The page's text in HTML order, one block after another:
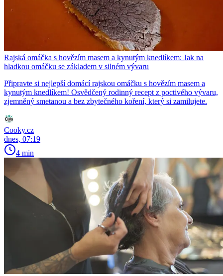
Rajská omáčka s hovězím masem a kynutým knedlíkem: Jak na
hladkou omáčku se základem v silném vývaru
Připravte si nejlepší domácí rajskou omáčku s hovězím masem a
kynutým knedlíkem! Osvědčený rodinný recept z poctivého vývaru,
zjemněný smetanou a bez zbytečného koření, který si zamilujete.
Cooky.cz
dnes, 07:19
4 min